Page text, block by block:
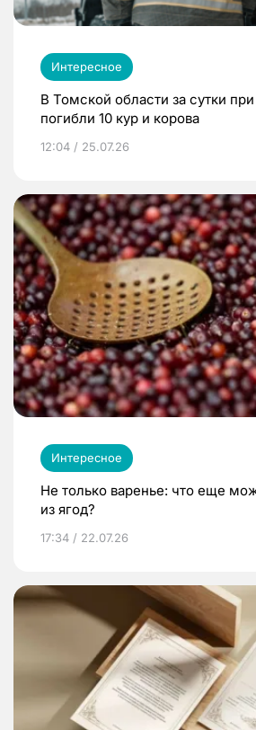
Интересное
В Томской области за сутки
погибли 10 кур и корова
12:04 / 25.07.26
Интересное
Не только варенье: что еще
из ягод?
17:34 / 22.07.26